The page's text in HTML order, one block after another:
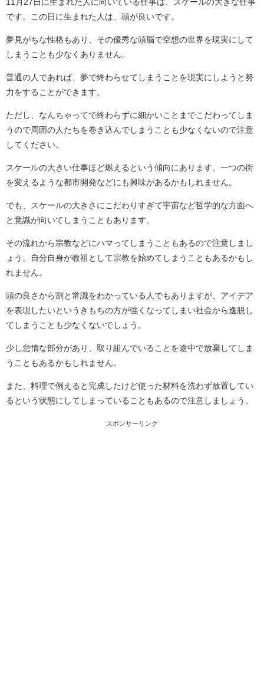
11月27日に生まれた人に向いている仕事は、スケールの大きな仕事
です。この日に生まれた人は、頭が良いです。
夢見がちな性格もあり、その優秀な頭脳で空想の世界を現実にして
しまうことも少なくありません。
普通の人であれば、夢で終わらせてしまうことを現実にしようと努
力をすることができます。
ただし、なんちゃってで終わらずに細かいことまでこだわってしま
うので周囲の人たちを巻き込んでしまうことも少なくないので注意
してください。
スケールの大きい仕事ほど燃えるという傾向にあります。一つの街
を変えるような都市開発などにも興味があるかもしれません。
でも、スケールの大きさにこだわりすぎて宇宙など哲学的な方面へ
と意識が向いてしまうこともあります。
その流れから宗教などにハマってしまうこともあるので注意しまし
ょう。自分自身が教祖として宗教を始めてしまうこともあるかもし
れません。
頭の良さから割と常識をわかっている人でもありますが、アイデア
を表現したいというきもちの方が強くなってしまい社会から逸脱し
てしまうことも少なくないでしょう。
少し怠惰な部分があり、取り組んでいることを途中で放棄してしま
うこともあるかもしれません。
また、料理で例えると完成したけど使った材料を洗わず放置してい
るという状態にしてしまっていることもあるので注意しましょう。
スポンサーリンク